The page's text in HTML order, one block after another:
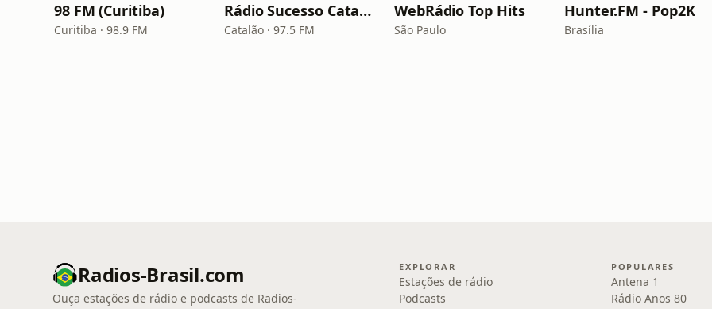
98 FM (Curitiba)
Curitiba · 98.9 FM
Rádio Sucesso Catalão
Catalão · 97.5 FM
WebRádio Top Hits
São Paulo
Hunter.FM - Pop2K
Brasília
Radios-Brasil.com
Ouça estações de rádio e podcasts de Radios-
EXPLORAR
Estações de rádio
Podcasts
POPULARES
Antena 1
Rádio Anos 80